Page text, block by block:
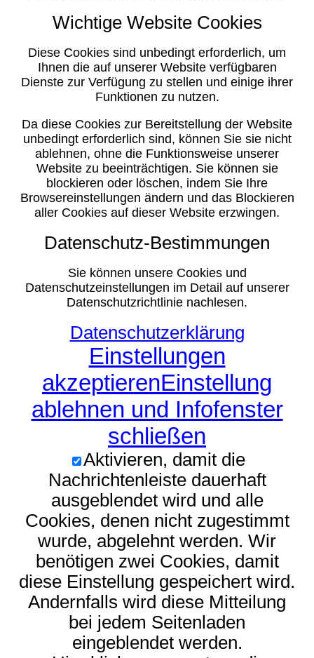
Wichtige Website Cookies
Diese Cookies sind unbedingt erforderlich, um
Ihnen die auf unserer Website verfügbaren
Dienste zur Verfügung zu stellen und einige ihrer
Funktionen zu nutzen.
Da diese Cookies zur Bereitstellung der Website
unbedingt erforderlich sind, können Sie sie nicht
ablehnen, ohne die Funktionsweise unserer
Website zu beeinträchtigen. Sie können sie
blockieren oder löschen, indem Sie Ihre
Browsereinstellungen ändern und das Blockieren
aller Cookies auf dieser Website erzwingen.
Datenschutz-Bestimmungen
Sie können unsere Cookies und
Datenschutzeinstellungen im Detail auf unserer
Datenschutzrichtlinie nachlesen.
Datenschutzerklärung
Einstellungen
akzeptierenEinstellung
ablehnen und Infofenster
schließen
Aktivieren, damit die
Nachrichtenleiste dauerhaft
ausgeblendet wird und alle
Cookies, denen nicht zugestimmt
wurde, abgelehnt werden. Wir
benötigen zwei Cookies, damit
diese Einstellung gespeichert wird.
Andernfalls wird diese Mitteilung
bei jedem Seitenladen
eingeblendet werden.